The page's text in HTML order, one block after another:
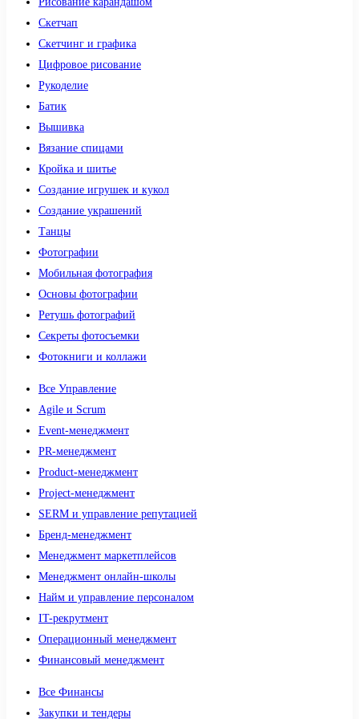
Скетчап
Скетчинг и графика
Цифровое рисование
Рукоделие
Батик
Вышивка
Вязание спицами
Кройка и шитье
Создание игрушек и кукол
Создание украшений
Танцы
Фотографии
Мобильная фотография
Основы фотографии
Ретушь фотографий
Секреты фотосъемки
Фотокниги и коллажи
Все Управление
Agile и Scrum
Event-менеджмент
PR-менеджмент
Product-менеджмент
Project-менеджмент
SERM и управление репутацией
Бренд-менеджмент
Менеджмент маркетплейсов
Менеджмент онлайн-школы
Найм и управление персоналом
IT-рекрутмент
Операционный менеджмент
Финансовый менеджмент
Все Финансы
Закупки и тендеры